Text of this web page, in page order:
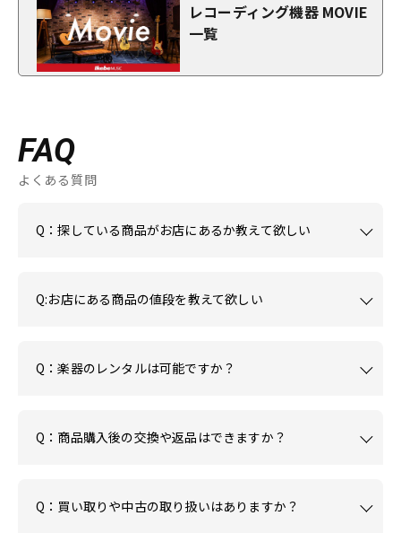
レコーディング機器 MOVIE
一覧
FAQ
よくある質問
Q：探している商品がお店にあるか教えて欲しい
Q:お店にある商品の値段を教えて欲しい
Q：楽器のレンタルは可能ですか？
Q：商品購入後の交換や返品はできますか？
Q：買い取りや中古の取り扱いはありますか？